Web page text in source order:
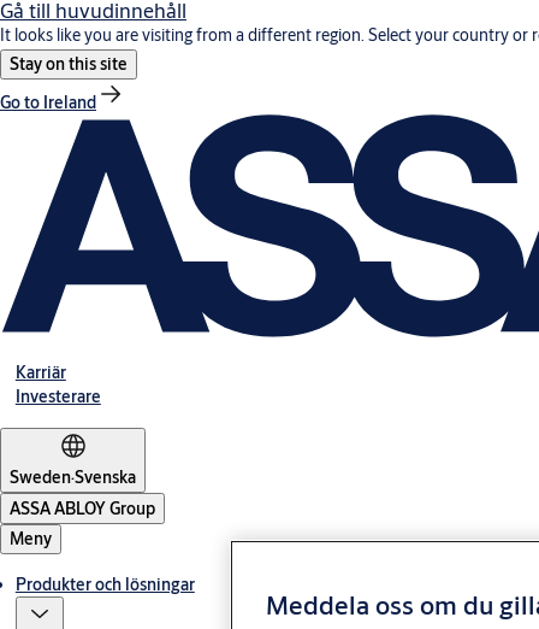
Gå till huvudinnehåll
It looks like you are visiting from a different region. Select your country or
Stay on this site
Go to Ireland
Karriär
Investerare
Sweden·Svenska
ASSA ABLOY Group
Meny
Produkter och lösningar
Meddela oss om du